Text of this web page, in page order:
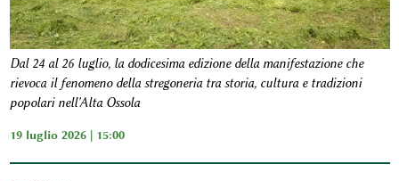
Dal 24 al 26 luglio, la dodicesima edizione della manifestazione che
rievoca il fenomeno della stregoneria tra storia, cultura e tradizioni
popolari nell'Alta Ossola
19 luglio 2026 | 15:00